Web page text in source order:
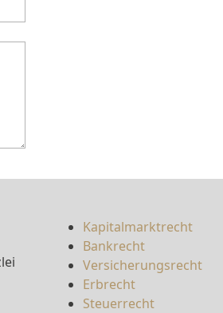
Kapitalmarktrecht
Bankrecht
Versicherungsrecht
Erbrecht
Steuerrecht